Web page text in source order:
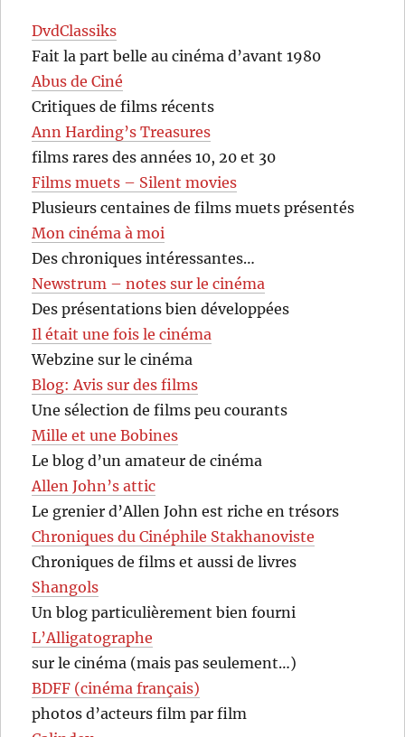
DvdClassiks
Fait la part belle au cinéma d’avant 1980
Abus de Ciné
Critiques de films récents
Ann Harding’s Treasures
films rares des années 10, 20 et 30
Films muets – Silent movies
Plusieurs centaines de films muets présentés
Mon cinéma à moi
Des chroniques intéressantes…
Newstrum – notes sur le cinéma
Des présentations bien développées
Il était une fois le cinéma
Webzine sur le cinéma
Blog: Avis sur des films
Une sélection de films peu courants
Mille et une Bobines
Le blog d’un amateur de cinéma
Allen John’s attic
Le grenier d’Allen John est riche en trésors
Chroniques du Cinéphile Stakhanoviste
Chroniques de films et aussi de livres
Shangols
Un blog particulièrement bien fourni
L’Alligatographe
sur le cinéma (mais pas seulement…)
BDFF (cinéma français)
photos d’acteurs film par film